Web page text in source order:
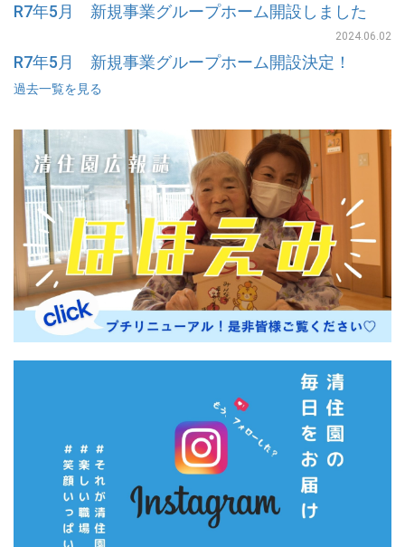
R7年5月 新規事業グループホーム開設しました
2024.06.02
R7年5月 新規事業グループホーム開設決定！
過去一覧を見る